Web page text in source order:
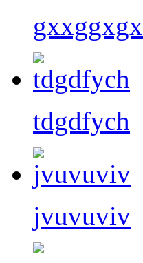
gxxggxgx
tdgdfych
jvuvuviv